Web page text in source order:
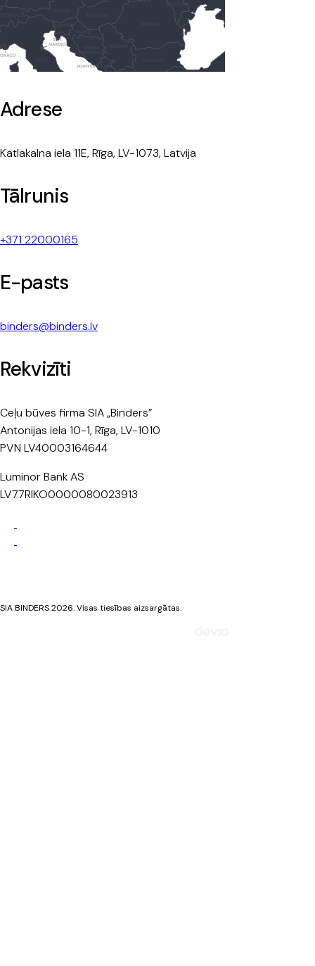
Adrese
Katlakalna iela 11E, Rīga, LV-1073, Latvija
Tālrunis
+371 22000165
E-pasts
binders@binders.lv
Rekvizīti
Ceļu būves firma SIA „Binders”
Antonijas iela 10-1, Rīga, LV-1010
PVN LV40003164644
Luminor Bank AS
LV77RIKO0000080023913
SIA BINDERS 2026. Visas tiesības aizsargātas.